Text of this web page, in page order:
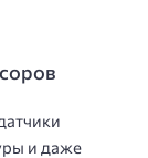
и даже